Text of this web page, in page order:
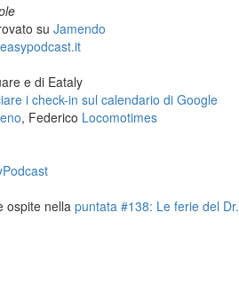
su Jamendo
e di Eataly
i check-in sul calendario di Google
, Federico Locomotimes
ospite nella puntata #138: Le ferie del Dr.